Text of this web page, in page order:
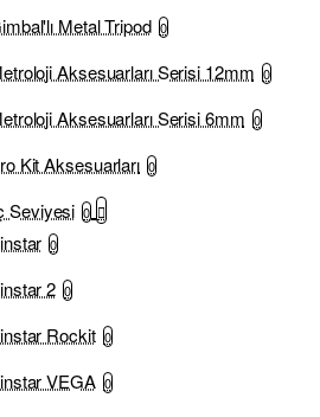
Metal Tripod 0
Aksesuarları Serisi 12mm 0
Aksesuarları Serisi 6mm 0
Kit Aksesuarları 0
Seviyesi 0
0
2 0
Rockit 0
VEGA 0